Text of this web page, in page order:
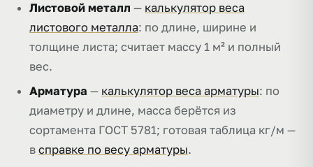
Листовой металл — калькулятор веса
листового металла: по длине, ширине и
толщине листа; считает массу 1 м² и полный
вес.
Арматура — калькулятор веса арматуры: по
диаметру и длине, масса берётся из
сортамента ГОСТ 5781; готовая таблица кг/м —
в справке по весу арматуры.